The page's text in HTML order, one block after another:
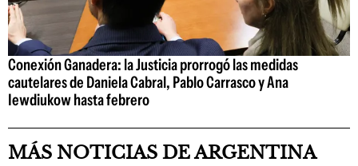
Conexión Ganadera: la Justicia prorrogó las medidas
cautelares de Daniela Cabral, Pablo Carrasco y Ana
Iewdiukow hasta febrero
MÁS NOTICIAS DE ARGENTINA